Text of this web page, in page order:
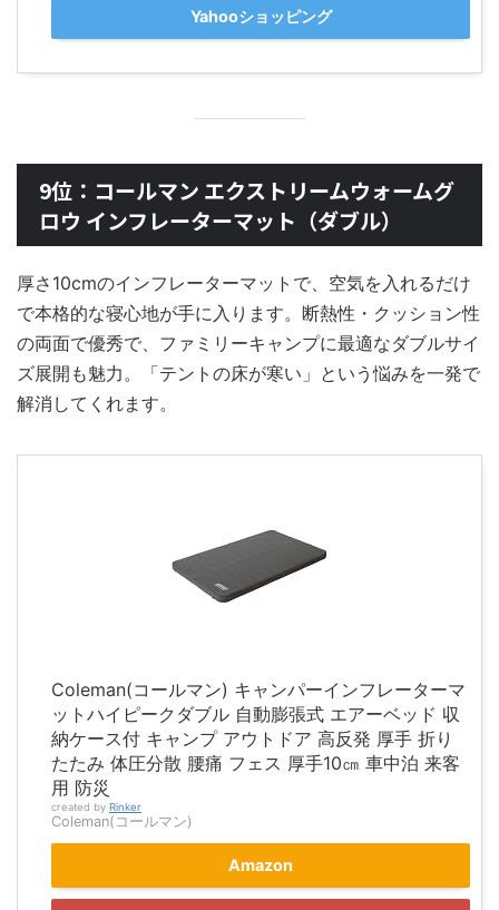
Yahooショッピング
9位：コールマン エクストリームウォームグ
ロウ インフレーターマット（ダブル）
厚さ10cmのインフレーターマットで、空気を入れるだけ
で本格的な寝心地が手に入ります。断熱性・クッション性
の両面で優秀で、ファミリーキャンプに最適なダブルサイ
ズ展開も魅力。「テントの床が寒い」という悩みを一発で
解消してくれます。
Coleman(コールマン) キャンパーインフレーターマ
ットハイピークダブル 自動膨張式 エアーベッド 収
納ケース付 キャンプ アウトドア 高反発 厚手 折り
たたみ 体圧分散 腰痛 フェス 厚手10㎝ 車中泊 来客
用 防災
created by Rinker
Coleman(コールマン)
Amazon